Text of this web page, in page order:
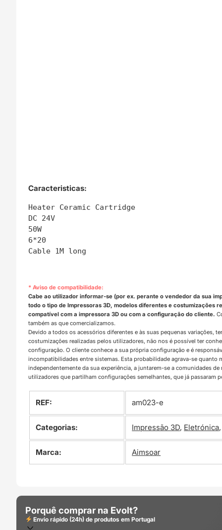
Caracteristicas:
Heater Ceramic Cartridge
DC 24V
50W
6*20
Cable 1M long
* Aviso de compatibilidade:
Cabe ao utilizador informar-se (por ex. perante o vendedor da sua
todo o tipo de Impressoras 3D, modelos diferentes e costumizações
compatível com a impressora 3D ou com a configuração do cliente.
também as que comercializamos.
Devido a todos os acessórios diferentes e às suas pequenas variações,
costumizações realizadas pelos utilizadores, não nos é possível ter
configuração. O cliente conhece a sua própria configuração e é
incompatibilidades entre sistemas. Esta probabilidade agrava-se
independentemente da sua experiência, a juntarem-se a comunidades
utilizadores que partilham configurações semelhantes, que já passaram
REF: am023-e
Categorias: Impressão 3D, Eletrónica
Marca: Aimsoar
Porquê comprar na Evolt?
Envio rápido (24h) de produtos em Portugal